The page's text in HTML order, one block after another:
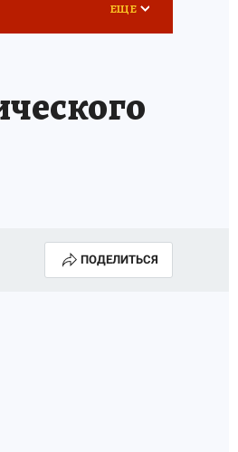
2025
ЕЩЕ
ПОДЕЛИТЬСЯ